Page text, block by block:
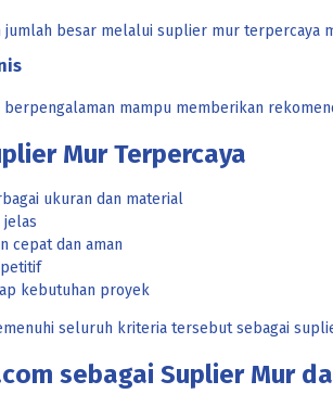
jumlah besar melalui suplier mur terpercaya
mampu memberikan
Mur Terpercaya
ukuran dan material
jelas
cepat dan aman
kebutuhan proyek
seluruh kriteria tersebut sebagai
sebagai Suplier Mur